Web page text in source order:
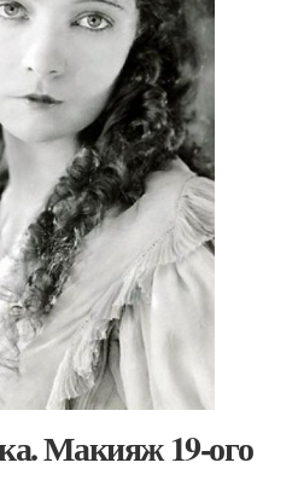
Макияж 19-ого